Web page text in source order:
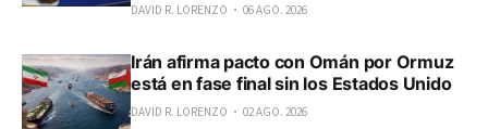
DAVID R. LORENZO 06 AGO. 2026
Irán afirma pacto con Omán por Ormuz
está en fase final sin los Estados Unido
DAVID R. LORENZO 02 AGO. 2026